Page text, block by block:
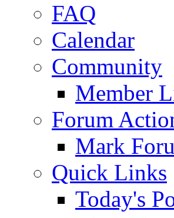
FAQ
Calendar
Community
Member
Forum
Mark
Quick Links
Today's